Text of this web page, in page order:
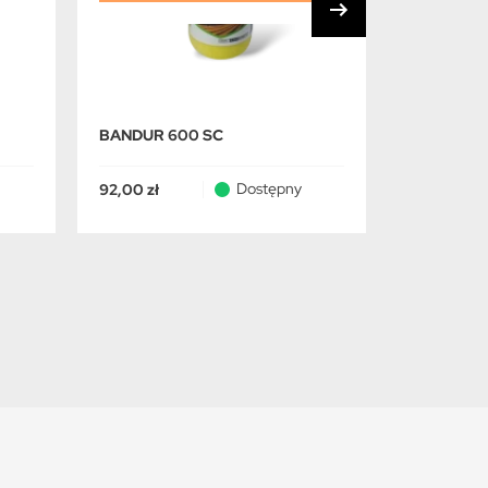
BANDUR 600 SC
92,00 zł Dostępny